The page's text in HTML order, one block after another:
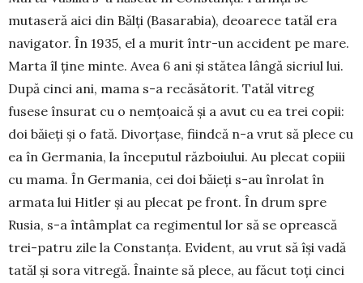
mutaseră aici din Bălți (Basarabia), deoarece tatăl era
navigator. În 1935, el a murit într-un acci­dent pe mare.
Marta îl ține minte. Avea 6 ani și stătea lângă sicriul lui.
După cinci ani, mama s-a re­că­sătorit. Tatăl vitreg
fusese însurat cu o nemțoaică și a avut cu ea trei copii:
doi băieți și o fată. Divor­țase, fiindcă n-a vrut să plece cu
ea în Germania, la începutul războiului. Au plecat copiii
cu mama. În Germania, cei doi băieți s-au înrolat în
armata lui Hitler și au plecat pe front. În drum spre
Rusia, s-a întâmplat ca regimentul lor să se oprească
trei-patru zile la Constanța. Evident, au vrut să își vadă
tatăl și sora vitregă. Înainte să plece, au făcut toți cinci